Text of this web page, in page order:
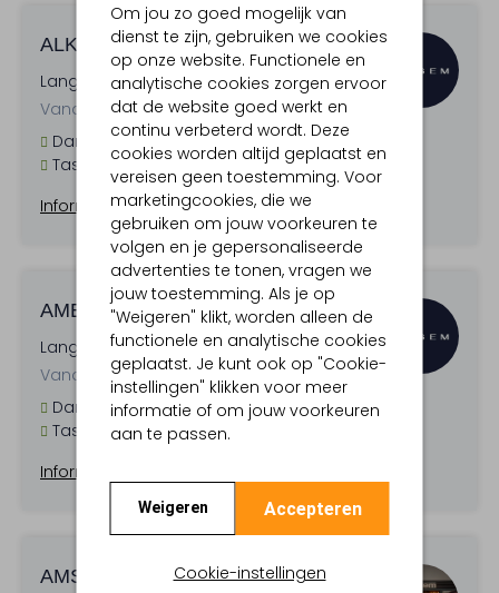
Om jou zo goed mogelijk van
dienst te zijn, gebruiken we cookies
op onze website. Functionele en
analytische cookies zorgen ervoor
dat de website goed werkt en
continu verbeterd wordt. Deze
cookies worden altijd geplaatst en
vereisen geen toestemming. Voor
marketingcookies, die we
gebruiken om jouw voorkeuren te
volgen en je gepersonaliseerde
advertenties te tonen, vragen we
jouw toestemming. Als je op
"Weigeren" klikt, worden alleen de
functionele en analytische cookies
geplaatst. Je kunt ook op "Cookie-
instellingen" klikken voor meer
informatie of om jouw voorkeuren
aan te passen.
Weigeren Accepteren
Cookie-instellingen
ALKMAAR
Langestraat 25 , 1811 JA
Vandaag: 10.00 - 17.30
Damesschoenen
Herenschoenen
Tassen
Accessoires
Informatie & openingstijden
AMERSFOORT
Langestraat 39 , 3811 AB
Vandaag: 10.00 - 17.30
Damesschoenen
Herenschoenen
Tassen
Accessoires
Informatie & openingstijden
AMSTERDAM